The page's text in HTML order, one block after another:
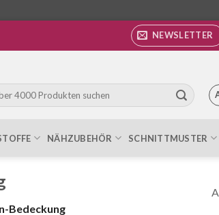
NEWSLETTER
NÄHZUBEHÖR SCHNITTMUSTER
Bedeckung